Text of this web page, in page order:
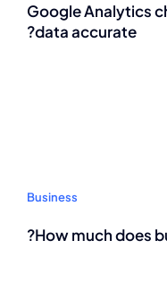
Google Analytics
data accurate?
Business
How much does